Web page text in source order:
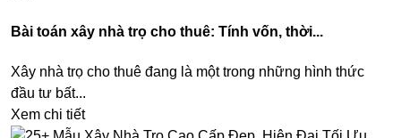
Bài toán xây nhà trọ cho thuê: Tính vốn, thời...
Xây nhà trọ cho thuê đang là một trong những hình thức
đầu tư bất...
Xem chi tiết